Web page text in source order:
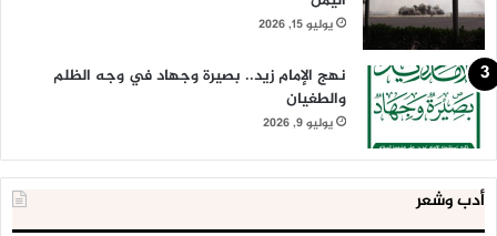
يوليو 15, 2026
نهج الإمام زيد.. بصيرة وجهاد في وجه الظلم
والطغيان
يوليو 9, 2026
أدب وشعر